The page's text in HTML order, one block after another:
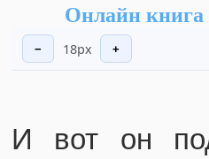
Онлайн
− 18px +
И вот он